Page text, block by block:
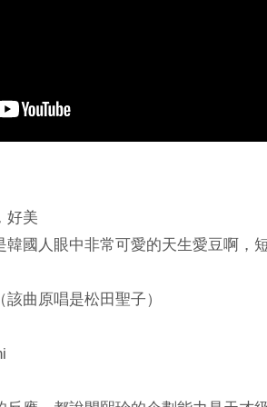
好美
國人眼中非常可愛的天生愛豆啊，
曲原唱是松田聖子）